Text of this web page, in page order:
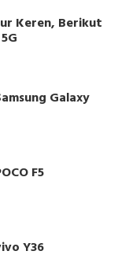
Keren, Berikut
Galaxy
F5
Y36